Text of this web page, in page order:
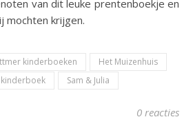
van dit leuke prentenboekje en
mochten krijgen.
kinderboeken
Het Muizenhuis
kinderboek Sam & Julia
0 reacties